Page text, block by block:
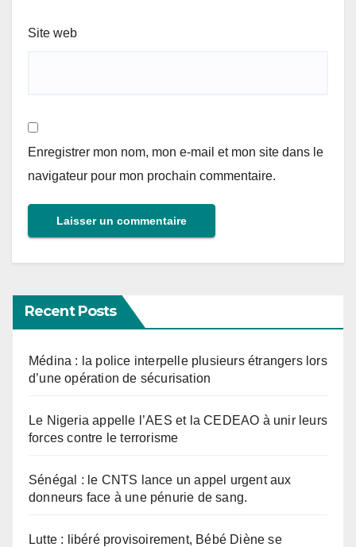
Site web
Enregistrer mon nom, mon e-mail et mon site dans le
navigateur pour mon prochain commentaire.
Recent Posts
Médina : la police interpelle plusieurs étrangers lors
d’une opération de sécurisation
Le Nigeria appelle l’AES et la CEDEAO à unir leurs
forces contre le terrorisme
Sénégal : le CNTS lance un appel urgent aux
donneurs face à une pénurie de sang.
Lutte : libéré provisoirement, Bébé Diène se